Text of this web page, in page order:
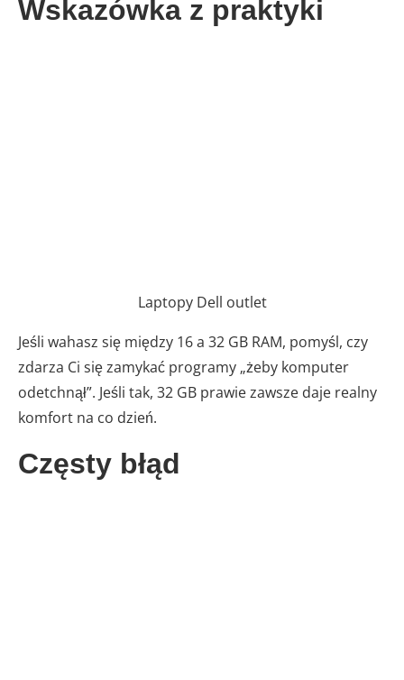
Wskazówka z praktyki
Laptopy Dell outlet
Jeśli wahasz się między 16 a 32 GB RAM, pomyśl, czy
zdarza Ci się zamykać programy „żeby komputer
odetchnął”. Jeśli tak, 32 GB prawie zawsze daje realny
komfort na co dzień.
Częsty błąd